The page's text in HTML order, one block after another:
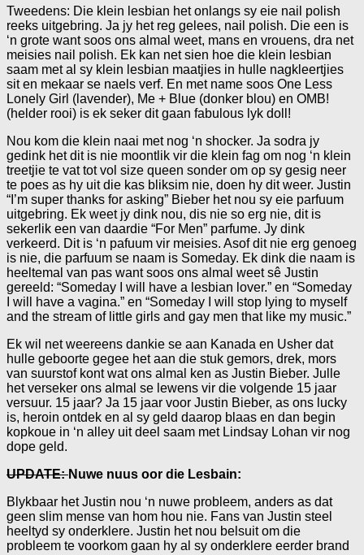
Tweedens: Die klein lesbian het onlangs sy eie nail polish
reeks uitgebring. Ja jy het reg gelees, nail polish. Die een is
‘n grote want soos ons almal weet, mans en vrouens, dra net
meisies nail polish. Ek kan net sien hoe die klein lesbian
saam met al sy klein lesbian maatjies in hulle nagkleertjies
sit en mekaar se naels verf. En met name soos One Less
Lonely Girl (lavender), Me + Blue (donker blou) en OMB!
(helder rooi) is ek seker dit gaan fabulous lyk doll!
Nou kom die klein naai met nog ‘n shocker. Ja sodra jy
gedink het dit is nie moontlik vir die klein fag om nog ‘n klein
treetjie te vat tot vol size queen sonder om op sy gesig neer
te poes as hy uit die kas bliksim nie, doen hy dit weer. Justin
“I’m super thanks for asking” Bieber het nou sy eie parfuum
uitgebring. Ek weet jy dink nou, dis nie so erg nie, dit is
sekerlik een van daardie “For Men” parfume. Jy dink
verkeerd. Dit is ‘n pafuum vir meisies. Asof dit nie erg genoeg
is nie, die parfuum se naam is Someday. Ek dink die naam is
heeltemal van pas want soos ons almal weet sê Justin
gereeld: “Someday I will have a lesbian lover.” en “Someday
I will have a vagina.” en “Someday I will stop lying to myself
and the stream of little girls and gay men that like my music.”
Ek wil net weereens dankie se aan Kanada en Usher dat
hulle geboorte gegee het aan die stuk gemors, drek, mors
van suurstof kont wat ons almal ken as Justin Bieber. Julle
het verseker ons almal se lewens vir die volgende 15 jaar
versuur. 15 jaar? Ja 15 jaar voor Justin Bieber, as ons lucky
is, heroin ontdek en al sy geld daarop blaas en dan begin
kopkoue in ‘n alley uit deel saam met Lindsay Lohan vir nog
dope geld.
UPDATE:Nuwe nuus oor die Lesbain:
Blykbaar het Justin nou ‘n nuwe probleem, anders as dat
geen slim mense van hom hou nie. Fans van Justin steel
heeltyd sy onderklere. Justin het nou belsuit om die
probleem te voorkom gaan hy al sy onderklere eerder brand